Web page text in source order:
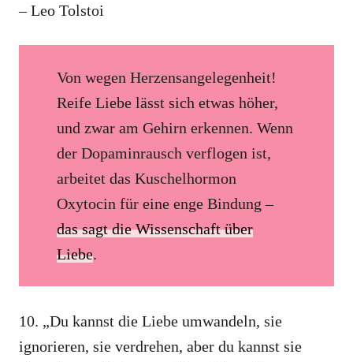
– Leo Tolstoi
Von wegen Herzensangelegenheit!
Reife Liebe lässt sich etwas höher,
und zwar am Gehirn erkennen. Wenn
der Dopaminrausch verflogen ist,
arbeitet das Kuschelhormon
Oxytocin für eine enge Bindung –
das sagt die Wissenschaft über
Liebe.
10. ​​„Du kannst die Liebe umwandeln, sie
ignorieren, sie verdrehen, aber du kannst sie